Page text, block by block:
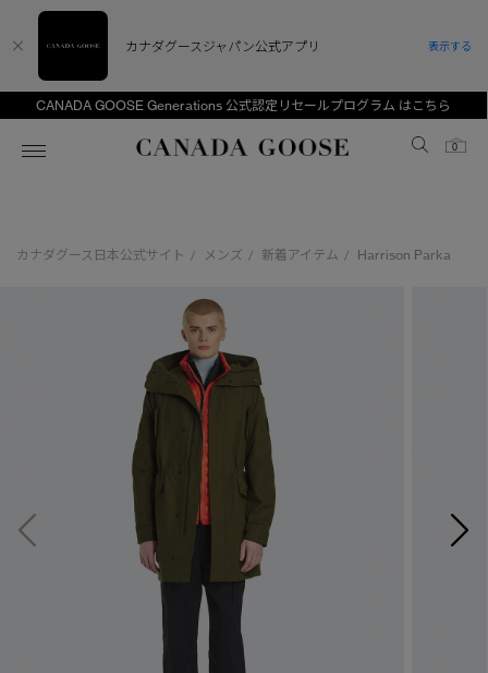
CANADA GOOSE Generations 公式認定リセールプログラム はこちら
Canada Goose
0
ディスカバー
アンバサダー
スプリングコレクション
新着アイテム
ベストセラー
FW26コレクション
サマー 26 コレクション
サマー 26 コレクションLOOK
日本限定モデル
スノーグース
メイドインジャパンTシャツ
新着アイテム
ベストセラー
FW26コレクション
サマー 26 コレクション
サマー 26 コレクションLOOK
日本限定モデル
スノーグース
メイドインジャパンTシャツ
ベビー（0‐24ヵ月)
キッズ（2‐7歳)
ユース（6＋歳)
コレクション
CANADA GOOSE Generationsは、アウター
ウェアの下取り・再販を通じて、長く愛される製
品の価値を受け継いでいきます。
アーカイブの希少なピースもご覧いただけます。
詳しく見る
カナダグース日本公式サイト / メンズ / 新着アイテム / Harrison Parka
カナダグースジャパン公式アプリ 表示する